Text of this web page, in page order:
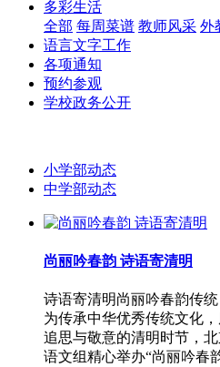
多彩生活
全部 每周菜谱 教师风采 外
语言文字工作
各项通知
预约参观
学校政务公开
小学部动态
中学部动态
尚丽吟春韵 诗语寄清明
诗语寄清明尚丽吟春韵传
为传承中华优秀传统文化
追思与敬意的清明时节，
语文组精心举办“尚丽吟春